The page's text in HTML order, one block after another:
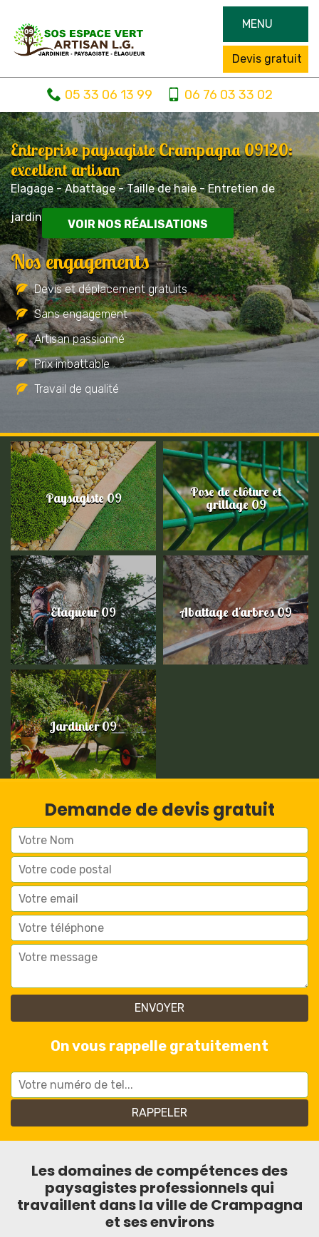
MENU
Devis gratuit
05 33 06 13 99 06 76 03 33 02
Entreprise paysagiste Crampagna 09120:
excellent artisan
Elagage - Abattage - Taille de haie - Entretien de
jardin
VOIR NOS RÉALISATIONS
Nos engagements
Devis et déplacement gratuits
Sans engagement
Artisan passionné
Prix imbattable
Travail de qualité
Paysagiste 09 Pose de clôture et
grillage 09
Elagueur 09 Abattage d'arbres 09
Jardinier 09
Demande de devis gratuit
On vous rappelle gratuitement
Les domaines de compétences des
paysagistes professionnels qui
travaillent dans la ville de Crampagna
et ses environs